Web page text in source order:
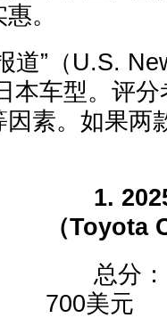
。
”（U.S.
本车型。评
素。如果两
1.
（Toyota
总分：
700美元